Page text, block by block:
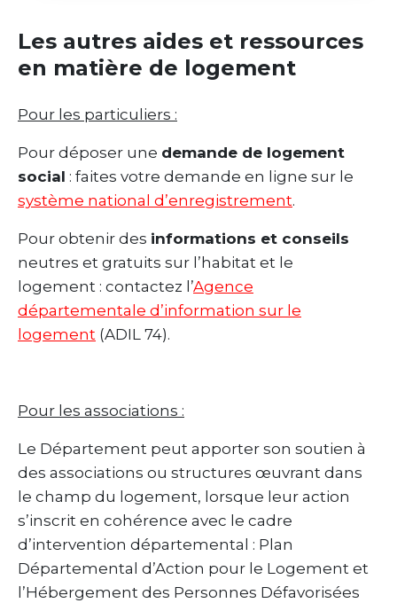
Les autres aides et ressources
en matière de logement
Pour les particuliers :
Pour déposer une demande de logement
social : faites votre demande en ligne sur le
système national d’enregistrement.
Pour obtenir des informations et conseils
neutres et gratuits sur l’habitat et le
logement : contactez l’Agence
départementale d’information sur le
logement (ADIL 74).
Pour les associations :
Le Département peut apporter son soutien à
des associations ou structures œuvrant dans
le champ du logement, lorsque leur action
s’inscrit en cohérence avec le cadre
d’intervention départemental : Plan
Départemental d’Action pour le Logement et
l’Hébergement des Personnes Défavorisées